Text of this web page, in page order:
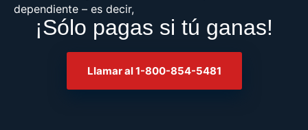
dependiente – es decir,
¡Sólo pagas si tú ganas!
Llamar al 1-800-854-5481